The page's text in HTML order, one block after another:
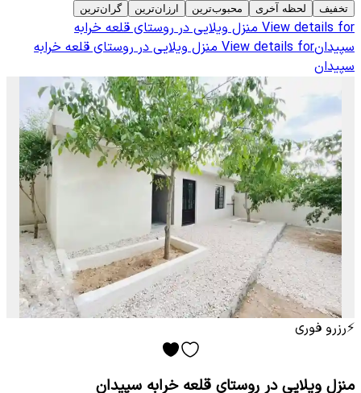
تخفیف لحظه آخری محبوب‌ترین ارزان‌ترین گران‌ترین
View details for منزل ویلایی در روستای قلعه خرابه
سپیدانView details for منزل ویلایی در روستای قلعه خرابه
سپیدان
⚡رزرو فوری
منزل ویلایی در روستای قلعه خرابه سپیدان